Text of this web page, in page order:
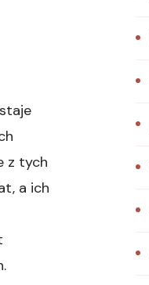
z tych
a ich